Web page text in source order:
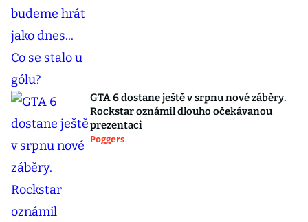
GTA 6 dostane ještě v srpnu nové záběry.
Rockstar oznámil dlouho očekávanou
prezentaci
Poggers